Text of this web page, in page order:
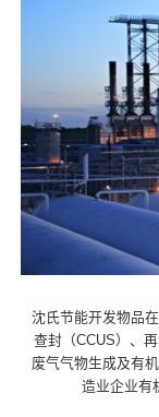
沈氏节能开发物品
查封（CCUS）、
废气气物生成及有
造业企业有